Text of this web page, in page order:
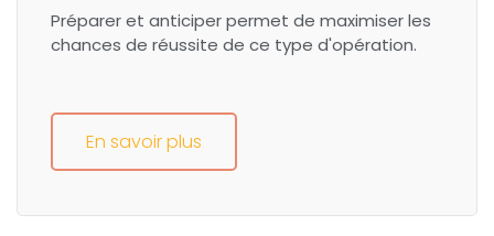
Préparer et anticiper permet de maximiser les
chances de réussite de ce type d'opération.
En savoir plus